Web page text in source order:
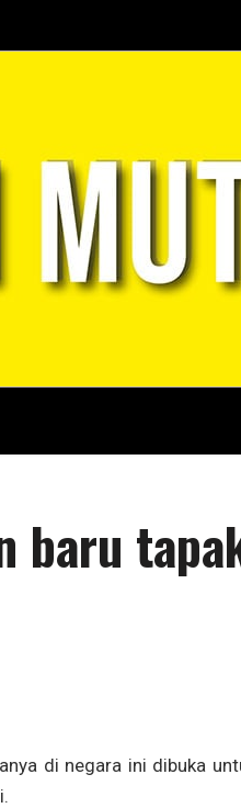
baru
di negara ini dibuka